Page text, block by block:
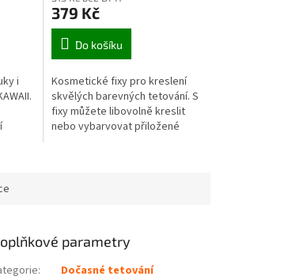
i
379 Kč
Do košíku
Kosmetické fixy pro kreslení
skvělých barevných tetování. S
fixy můžete libovolně kreslit
nebo vybarvovat přiložené
parametry
:
Dočasné tetování